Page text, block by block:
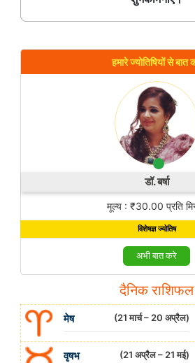
हमारे ज्योतिषियों से बात
डॉ. बर्षा
मूल्य : ₹30.00 प्रति
विशेषज्ञ ज्योतिष
अभी बात करे
दैनिक राशिफल
मेष (21 मार्च – 20 अप्रैल)
वृषभ (21 अप्रैल – 21 मई)